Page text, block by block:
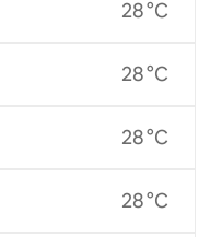
28 °C
28 °C
28 °C
28 °C